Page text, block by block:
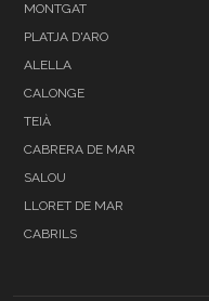
MONTGAT
PLATJA D'ARO
ALELLA
CALONGE
TEIÀ
CABRERA DE MAR
SALOU
LLORET DE MAR
CABRILS